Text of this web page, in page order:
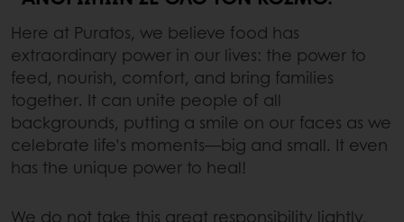
Here at Puratos, we believe food has
extraordinary power in our lives: the power to
feed, nourish, comfort, and bring families
together. It can unite people of all
backgrounds, putting a smile on our faces as we
celebrate life’s moments—big and small. It even
has the unique power to heal!
We do not take this great responsibility lightly,